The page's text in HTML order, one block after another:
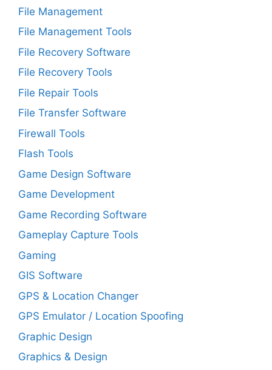
File Management
File Management Tools
File Recovery Software
File Recovery Tools
File Repair Tools
File Transfer Software
Firewall Tools
Flash Tools
Game Design Software
Game Development
Game Recording Software
Gameplay Capture Tools
Gaming
GIS Software
GPS & Location Changer
GPS Emulator / Location Spoofing
Graphic Design
Graphics & Design